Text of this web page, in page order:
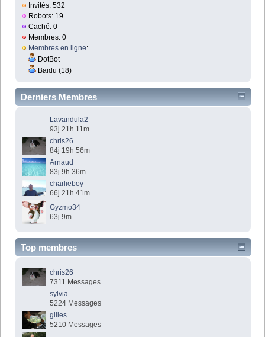
Invités: 532
Robots: 19
Caché: 0
Membres: 0
Membres en ligne:
DotBot
Baidu (18)
Derniers Membres
Lavandula2
93j 21h 11m
chris26
84j 19h 56m
Arnaud
83j 9h 36m
charlieboy
66j 21h 41m
Gyzmo34
63j 9m
Top membres
chris26
7311 Messages
sylvia
5224 Messages
gilles
5210 Messages